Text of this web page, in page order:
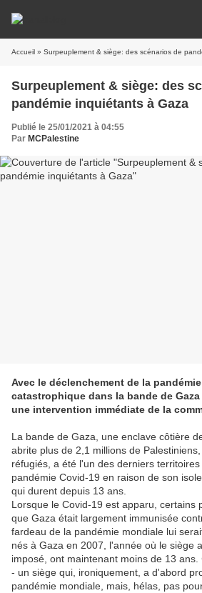
Accueil » Surpeuplement & siège: des scénarios de
Surpeuplement & siège: des
pandémie inquiétants à Gaza
Publié le 25/01/2021 à 04:55
Par MCPalestine
Avec le déclenchement de la
catastrophique dans la bande de
une intervention immédiate de la
La bande de Gaza, une enclave côtière
abrite plus de 2,1 millions de
réfugiés, a été l'un des derniers
pandémie Covid-19 en raison de son
qui durent depuis 13 ans.
Lorsque le Covid-19 est apparu, certains
que Gaza était largement immunisée
fardeau de la pandémie mondiale lui
nés à Gaza en 2007, l'année où le siège
imposé, ont maintenant moins de 13
- un siège qui, ironiquement, a d'abord
pandémie mondiale, mais, hélas, pas